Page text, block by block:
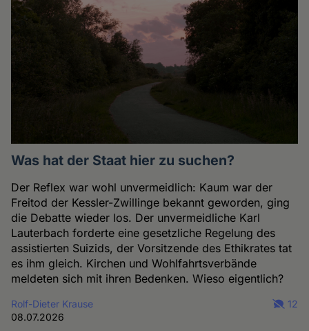
Was hat der Staat hier zu suchen?
Der Reflex war wohl unvermeidlich: Kaum war der
Freitod der Kessler-Zwillinge bekannt geworden, ging
die Debatte wieder los. Der unvermeidliche Karl
Lauterbach forderte eine gesetzliche Regelung des
assistierten Suizids, der Vorsitzende des Ethikrates tat
es ihm gleich. Kirchen und Wohlfahrtsverbände
meldeten sich mit ihren Bedenken. Wieso eigentlich?
Rolf-Dieter Krause
08.07.2026
12